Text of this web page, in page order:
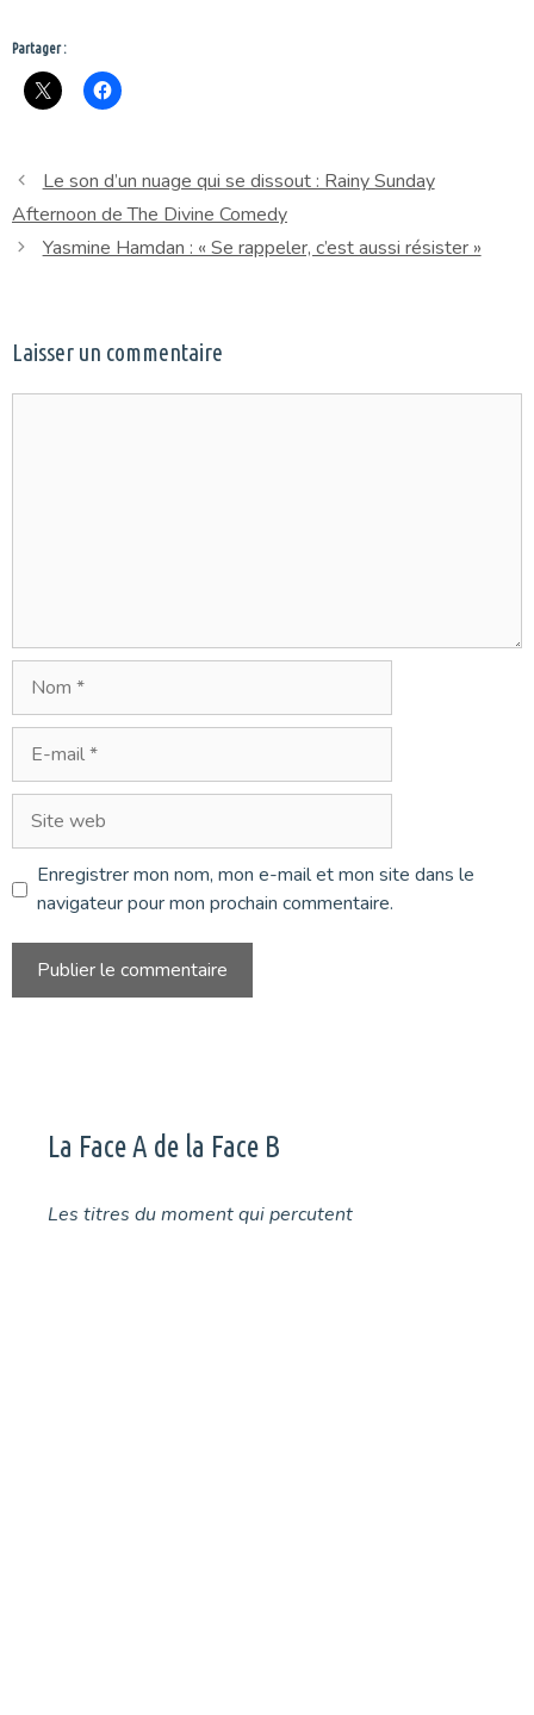
Partager :
Le son d’un nuage qui se dissout : Rainy Sunday
Afternoon de The Divine Comedy
Yasmine Hamdan : « Se rappeler, c’est aussi résister »
Laisser un commentaire
Nom
mail
Site
web
Enregistrer mon nom, mon e-mail et mon site dans le
navigateur pour mon prochain commentaire.
La Face A de la Face B
Les titres du moment qui percutent